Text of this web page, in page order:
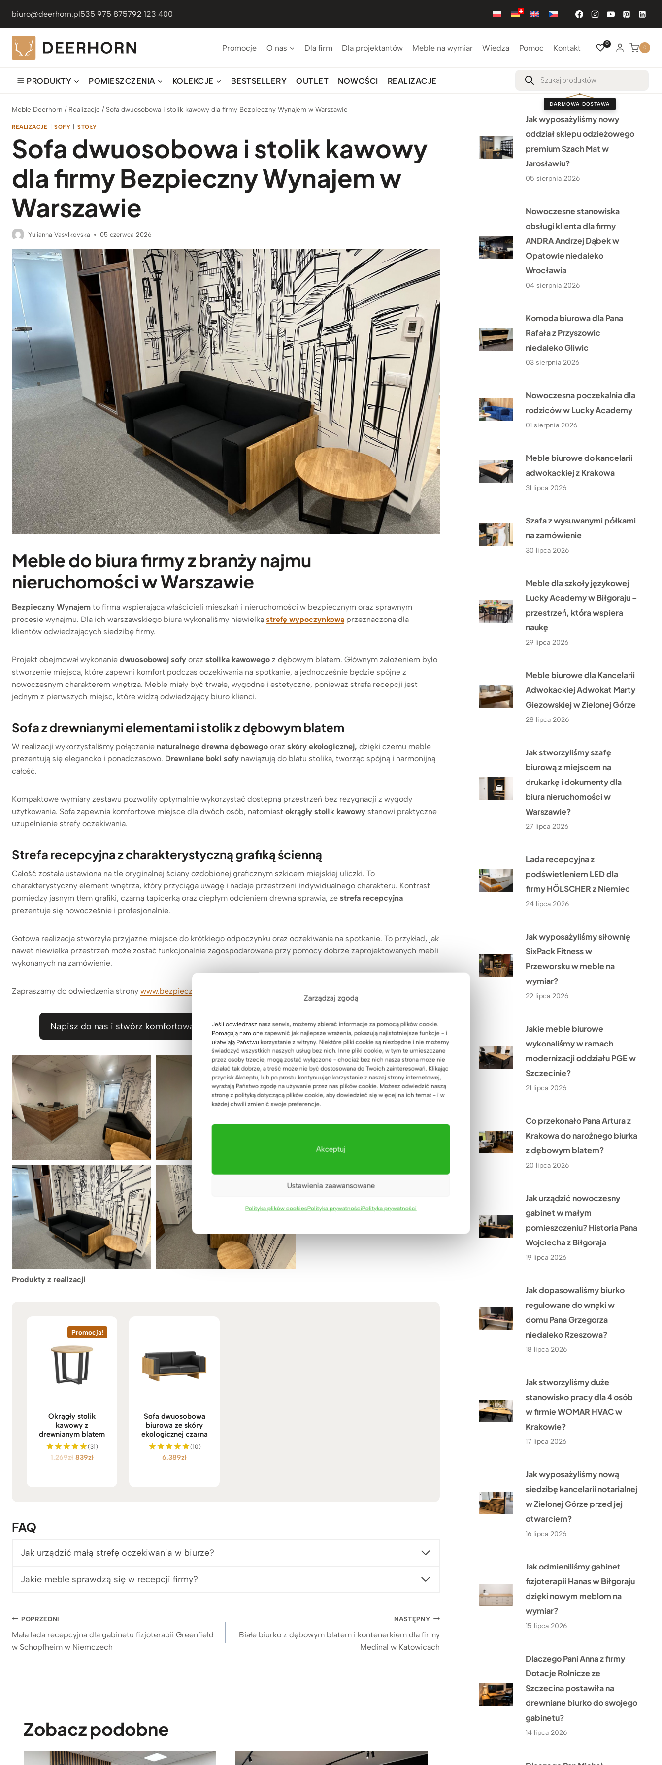
Zarządzaj zgodą
Jeśli odwiedzasz nasz serwis, możemy zbierać informacje za pomocą plików cookie.
Pomagają nam one zapewnić jak najlepsze wrażenia, pokazują najistotniejsze funkcje - i
ułatwiają Państwu korzystanie z witryny. Niektóre pliki cookie są niezbędne i nie możemy
świadczyć wszystkich naszych usług bez nich. Inne pliki cookie, w tym te umieszczane
przez osoby trzecie, mogą zostać wyłączone - chociaż bez nich nasza strona może nie
działać tak dobrze, a treść może nie być dostosowana do Twoich zainteresowań. Klikając
przycisk Akceptuj lub po prostu kontynuując korzystanie z naszej strony internetowej,
wyrażają Państwo zgodę na używanie przez nas plików cookie. Możesz odwiedzić naszą
stronę z polityką dotyczącą plików cookie, aby dowiedzieć się więcej na ich temat - i w
każdej chwili zmienić swoje preferencje.
Akceptuj
Ustawienia zaawansowane
Polityka plików cookiesPolityka prywatnościPolityka prywatności
treści
biuro@deerhorn.pl535 975 875792 123 400
Promocje O nas Dla firm Dla projektantów Meble na wymiar Wiedza Pomoc Kontakt 0
0
PRODUKTY POMIESZCZENIA KOLEKCJE BESTSELLERY OUTLET NOWOŚCI REALIZACJE
Wyszukiwarka
produktów
DARMOWA DOSTAWA
Meble Deerhorn / Realizacje / Sofa dwuosobowa i stolik kawowy dla firmy Bezpieczny Wynajem w Warszawie
REALIZACJE | SOFY | STOŁY
Sofa dwuosobowa i stolik kawowy
dla firmy Bezpieczny Wynajem w
Warszawie
Yulianna Vasylkovska 05 czerwca 2026
Meble do biura firmy z branży najmu
nieruchomości w Warszawie
Bezpieczny Wynajem to firma wspierająca właścicieli mieszkań i nieruchomości w bezpiecznym oraz sprawnym
procesie wynajmu. Dla ich warszawskiego biura wykonaliśmy niewielką strefę wypoczynkową przeznaczoną dla
klientów odwiedzających siedzibę firmy.
Projekt obejmował wykonanie dwuosobowej sofy oraz stolika kawowego z dębowym blatem. Głównym założeniem było
stworzenie miejsca, które zapewni komfort podczas oczekiwania na spotkanie, a jednocześnie będzie spójne z
nowoczesnym charakterem wnętrza. Meble miały być trwałe, wygodne i estetyczne, ponieważ strefa recepcji jest
jednym z pierwszych miejsc, które widzą odwiedzający biuro klienci.
Sofa z drewnianymi elementami i stolik z dębowym blatem
W realizacji wykorzystaliśmy połączenie naturalnego drewna dębowego oraz skóry ekologicznej, dzięki czemu meble
prezentują się elegancko i ponadczasowo. Drewniane boki sofy nawiązują do blatu stolika, tworząc spójną i harmonijną
całość.
Kompaktowe wymiary zestawu pozwoliły optymalnie wykorzystać dostępną przestrzeń bez rezygnacji z wygody
użytkowania. Sofa zapewnia komfortowe miejsce dla dwóch osób, natomiast okrągły stolik kawowy stanowi praktyczne
uzupełnienie strefy oczekiwania.
Strefa recepcyjna z charakterystyczną grafiką ścienną
Całość została ustawiona na tle oryginalnej ściany ozdobionej graficznym szkicem miejskiej uliczki. To
charakterystyczny element wnętrza, który przyciąga uwagę i nadaje przestrzeni indywidualnego charakteru. Kontrast
pomiędzy jasnym tłem grafiki, czarną tapicerką oraz ciepłym odcieniem drewna sprawia, że strefa recepcyjna
prezentuje się nowocześnie i profesjonalnie.
Gotowa realizacja stworzyła przyjazne miejsce do krótkiego odpoczynku oraz oczekiwania na spotkanie. To przykład, jak
nawet niewielka przestrzeń może zostać funkcjonalnie zagospodarowana przy pomocy dobrze zaprojektowanych mebli
wykonanych na zamówienie.
Zapraszamy do odwiedzenia strony www.bezpieczny-wynajem.pl
Napisz do nas i stwórz komfortową przestrzeń dla swoich klientów oraz pracowników.
Produkty z realizacji
Promocja!
Okrągły stolik
kawowy z
drewnianym blatem
Oceniono
(31)
1.269zł P
c
n
a
o
s
i
6
9
z
ł
839złA
e
a
s
:
Sofa dwuosobowa
biurowa ze skóry
ekologicznej czarna
Oceniono
(10)
6.389zł
FAQ
Jak urządzić małą strefę oczekiwania w biurze?
Jakie meble sprawdzą się w recepcji firmy?
Nawigacja
wpisu
POPRZEDNI
Mała lada recepcyjna dla gabinetu fizjoterapii Greenfield
w Schopfheim w Niemczech
NASTĘPNY
Białe biurko z dębowym blatem i kontenerkiem dla firmy
Medinal w Katowicach
Zobacz podobne
Jak wyposażyliśmy nowy
oddział sklepu odzieżowego
premium Szach Mat w
Jarosławiu?
05 sierpnia 2026
Nowoczesne stanowiska
obsługi klienta dla firmy
ANDRA Andrzej Dąbek w
Opatowie niedaleko
Wrocławia
04 sierpnia 2026
Komoda biurowa dla Pana
Rafała z Przyszowic
niedaleko Gliwic
03 sierpnia 2026
Nowoczesna poczekalnia dla
rodziców w Lucky Academy
01 sierpnia 2026
Meble biurowe do kancelarii
adwokackiej z Krakowa
31 lipca 2026
Szafa z wysuwanymi półkami
na zamówienie
30 lipca 2026
Meble dla szkoły językowej
Lucky Academy w Biłgoraju –
przestrzeń, która wspiera
naukę
29 lipca 2026
Meble biurowe dla Kancelarii
Adwokackiej Adwokat Marty
Giezowskiej w Zielonej Górze
28 lipca 2026
Jak stworzyliśmy szafę
biurową z miejscem na
drukarkę i dokumenty dla
biura nieruchomości w
Warszawie?
27 lipca 2026
Lada recepcyjna z
podświetleniem LED dla
firmy HÖLSCHER z Niemiec
24 lipca 2026
Jak wyposażyliśmy siłownię
SixPack Fitness w
Przeworsku w meble na
wymiar?
22 lipca 2026
Jakie meble biurowe
wykonaliśmy w ramach
modernizacji oddziału PGE w
Szczecinie?
21 lipca 2026
Co przekonało Pana Artura z
Krakowa do narożnego biurka
z dębowym blatem?
20 lipca 2026
Jak urządzić nowoczesny
gabinet w małym
pomieszczeniu? Historia Pana
Wojciecha z Biłgoraja
19 lipca 2026
Jak dopasowaliśmy biurko
regulowane do wnęki w
domu Pana Grzegorza
niedaleko Rzeszowa?
18 lipca 2026
Jak stworzyliśmy duże
stanowisko pracy dla 4 osób
w firmie WOMAR HVAC w
Krakowie?
17 lipca 2026
Jak wyposażyliśmy nową
siedzibę kancelarii notarialnej
w Zielonej Górze przed jej
otwarciem?
16 lipca 2026
Jak odmieniliśmy gabinet
fizjoterapii Hanas w Biłgoraju
dzięki nowym meblom na
wymiar?
15 lipca 2026
Dlaczego Pani Anna z firmy
Dotacje Rolnicze ze
Szczecina postawiła na
drewniane biurko do swojego
gabinetu?
14 lipca 2026